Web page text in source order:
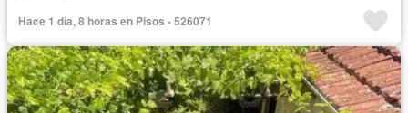
Hace 1 día, 8 horas en Pisos - 526071